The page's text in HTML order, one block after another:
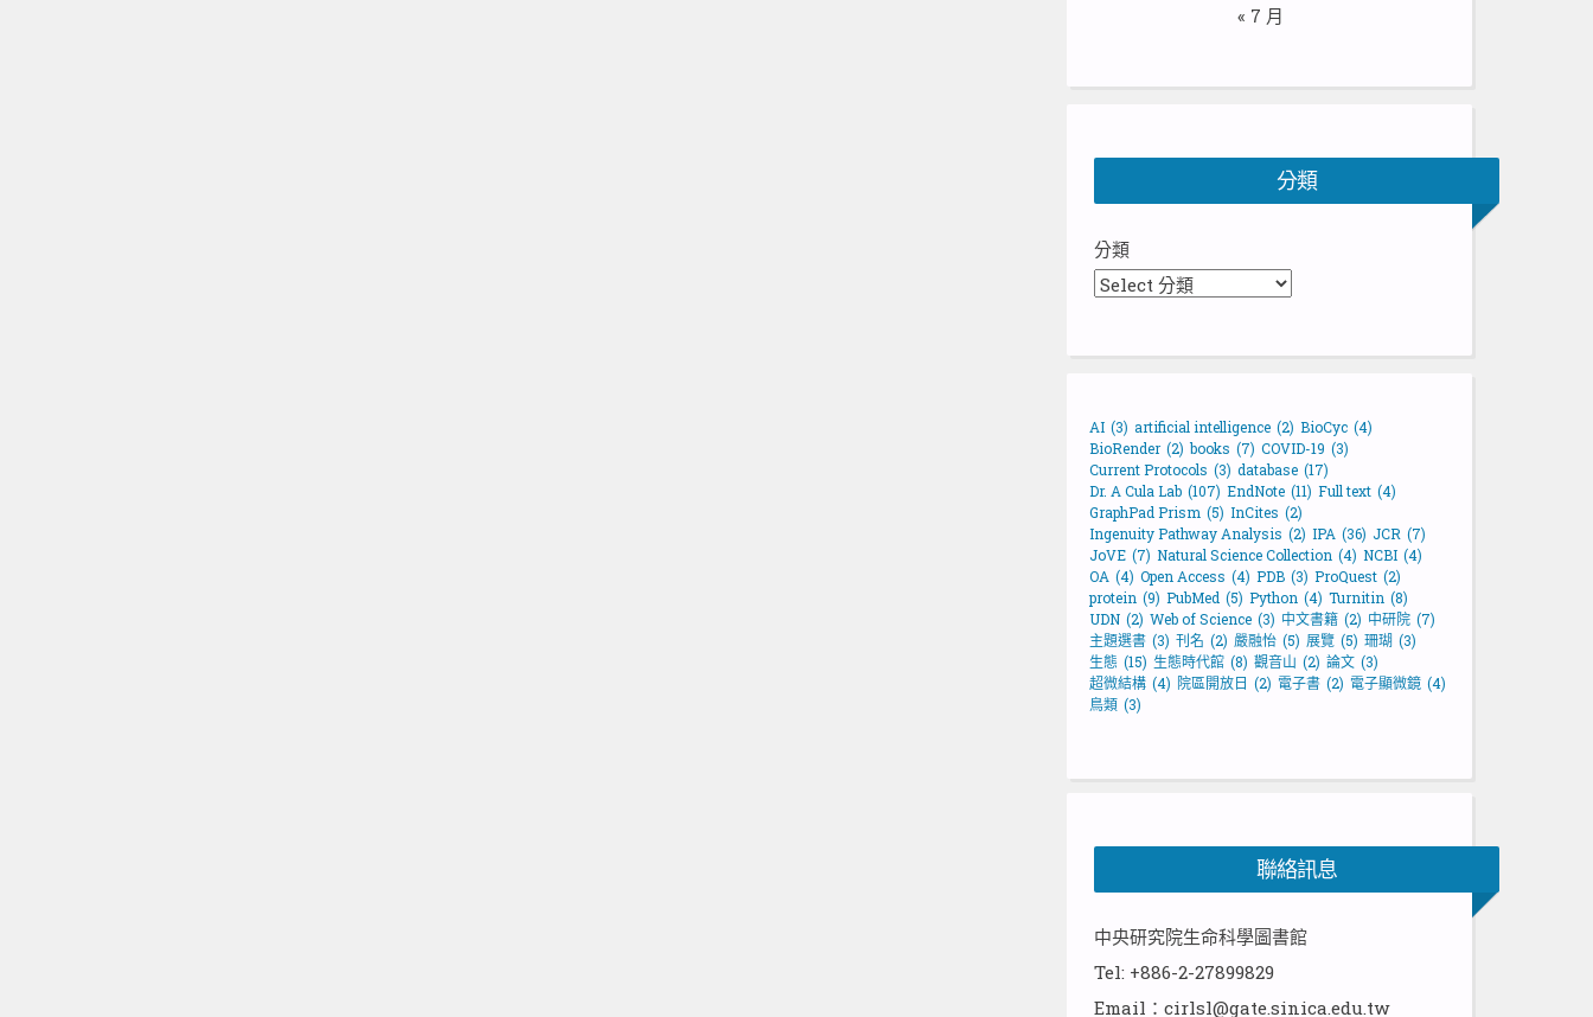
« 7 月
分類
分類
AI (3) artificial intelligence (2) BioCyc (4)
BioRender (2) books (7) COVID-19 (3)
Current Protocols (3) database (17)
Dr. A Cula Lab (107) EndNote (11) Full text (4)
GraphPad Prism (5) InCites (2)
Ingenuity Pathway Analysis (2) IPA (36) JCR (7)
JoVE (7) Natural Science Collection (4) NCBI (4)
OA (4) Open Access (4) PDB (3) ProQuest (2)
protein (9) PubMed (5) Python (4) Turnitin (8)
UDN (2) Web of Science (3) 中文書籍 (2) 中研院 (7)
主題選書 (3) 刊名 (2) 嚴融怡 (5) 展覽 (5) 珊瑚 (3)
生態 (15) 生態時代館 (8) 觀音山 (2) 論文 (3)
超微結構 (4) 院區開放日 (2) 電子書 (2) 電子顯微鏡 (4)
鳥類 (3)
聯絡訊息
中央研究院生命科學圖書館
Tel: +886-2-27899829
Email：cirlsl@gate.sinica.edu.tw